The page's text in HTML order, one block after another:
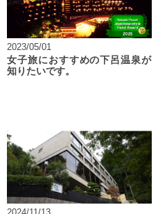
2023/05/01
女子旅におすすめの下呂温泉が
知りたいです。